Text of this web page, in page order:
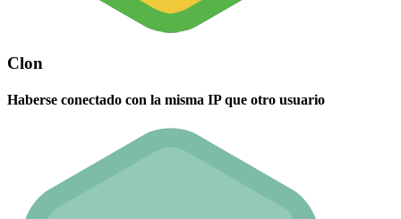
Clon
Haberse conectado con la misma IP que otro usuario